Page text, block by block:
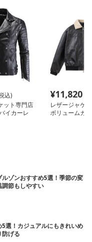
込)
ット専門店
イカーレ
¥11,820
レザージャケ
ボリュームカ
ゾンおすすめ5選！季節の変
節もしやすい
選！カジュアルにもきれいめ
防げる